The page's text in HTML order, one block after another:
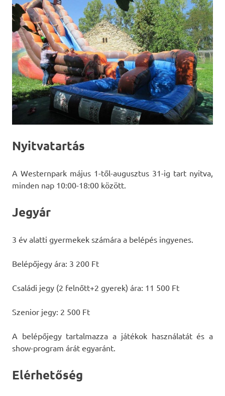
Nyitvatartás
A Westernpark május 1-től-augusztus 31-ig tart nyitva,
minden nap 10:00-18:00 között.
Jegyár
3 év alatti gyermekek számára a belépés ingyenes.
Belépőjegy ára: 3 200 Ft
Családi jegy (2 felnőtt+2 gyerek) ára: 11 500 Ft
Szenior jegy: 2 500 Ft
A belépőjegy tartalmazza a játékok használatát és a
show-program árát egyaránt.
Elérhetőség